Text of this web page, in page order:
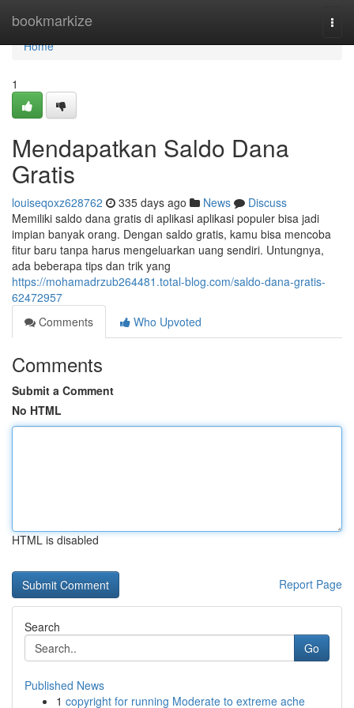
bookmarkize
Home
Home
1
Mendapatkan Saldo Dana
Gratis
louiseqoxz628762 335 days ago News
Discuss
Memiliki saldo dana gratis di aplikasi aplikasi populer bisa jadi
impian banyak orang. Dengan saldo gratis, kamu bisa mencoba
fitur baru tanpa harus mengeluarkan uang sendiri. Untungnya,
ada beberapa tips dan trik yang
https://mohamadrzub264481.total-blog.com/saldo-dana-gratis-
62472957
Comments
Who Upvoted
Comments
Submit a Comment
No HTML
HTML is disabled
Report Page
Search
Go
Published News
1 copyright for running Moderate to extreme ache